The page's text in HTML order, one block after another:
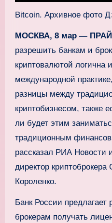
Bitcoin. Архивное фото
МОСКВА, 8 мар —
разрешить банкам и
криптовалютой логична
международной
разницы между
криптобизнесом, также
ли будет этим
традиционным
рассказал РИА Новости
директор
Короленко.
Банк России предлагает
брокерам получать